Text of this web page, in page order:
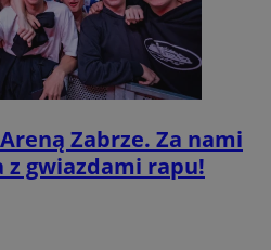
Zabrze. Za nami
z gwiazdami rapu!